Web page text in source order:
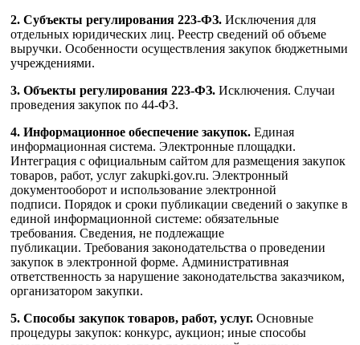
2. Субъекты регулирования 223-ФЗ. Исключения для
отдельных юридических лиц. Реестр сведений об объеме
выручки. Особенности осуществления закупок бюджетными
учреждениями.
3. Объекты регулирования 223-ФЗ. Исключения. Случаи
проведения закупок по 44-ФЗ.
4. Информационное обеспечение закупок. Единая
информационная система. Электронные площадки.
Интеграция с официальным сайтом для размещения закупок
товаров, работ, услуг zakupki.gov.ru. Электронный
документооборот и использование электронной
подписи. Порядок и сроки публикации сведений о закупке в
единой информационной системе: обязательные
требования. Сведения, не подлежащие
публикации. Требования законодательства о проведении
закупок в электронной форме. Административная
ответственность за нарушение законодательства заказчиком,
организатором закупки.
5. Способы закупок товаров, работ, услуг. Основные
процедуры закупок: конкурс, аукцион; иные способы